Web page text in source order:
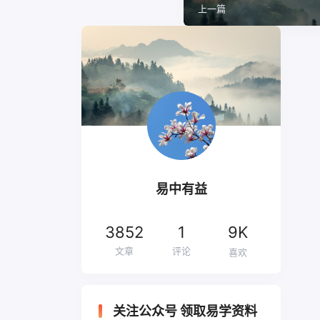
上一篇
易中有益
3852
文章
1
评论
9K
喜欢
关注公众号 领取易学资料